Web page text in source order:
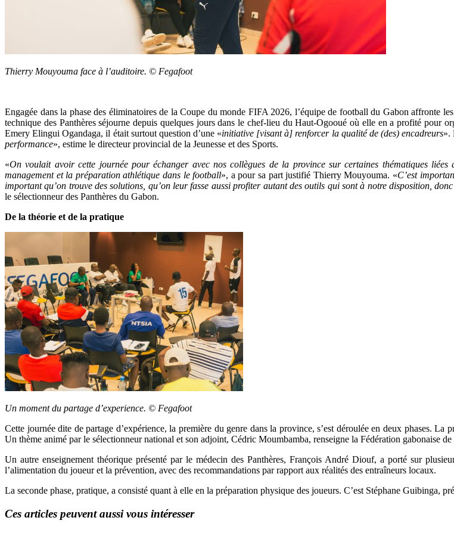
Thierry Mouyouma face à l’auditoire. © Fegafoot
Engagée dans la phase des éliminatoires de la Coupe du monde FIFA 2026, l’équipe de football du Gabon affronte
technique des Panthères séjourne depuis quelques jours dans le chef-lieu du Haut-Ogooué où elle en a profité pour
Emery Elingui Ogandaga, il était surtout question d’une «initiative [visant à] renforcer la qualité de (des) encadreurs».
performance», estime le directeur provincial de la Jeunesse et des Sports.
«On voulait avoir cette journée pour échanger avec nos collègues de la province sur certaines thématiques
management et la préparation athlétique dans le football», a pour sa part justifié Thierry Mouyouma. «C’est
important qu’on trouve des solutions, qu’on leur fasse aussi profiter autant des outils qui sont à notre disposition,
le sélectionneur des Panthères du Gabon.
De la théorie et de la pratique
Un moment du partage d’experience. © Fegafoot
Cette journée dite de partage d’expérience, la première du genre dans la province, s’est déroulée en deux phases.
Un thème animé par le sélectionneur national et son adjoint, Cédric Moumbamba, renseigne la Fédération gabonaise
Un autre enseignement théorique présenté par le médecin des Panthères, François André Diouf, a porté sur
l’alimentation du joueur et la prévention, avec des recommandations par rapport aux réalités des entraîneurs locaux.
La seconde phase, pratique, a consisté quant à elle en la préparation physique des joueurs. C’est Stéphane Guibinga,
Ces articles peuvent aussi vous intéresser